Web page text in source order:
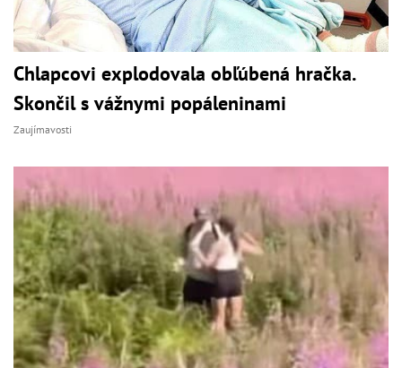
Chlapcovi explodovala obľúbená hračka.
Skončil s vážnymi popáleninami
Zaujímavosti